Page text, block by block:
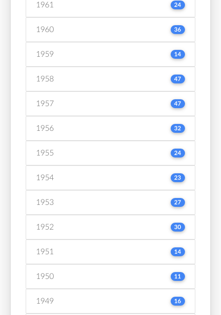
1961 24
1960 36
1959 14
1958 47
1957 47
1956 32
1955 24
1954 23
1953 27
1952 30
1951 14
1950 11
1949 16